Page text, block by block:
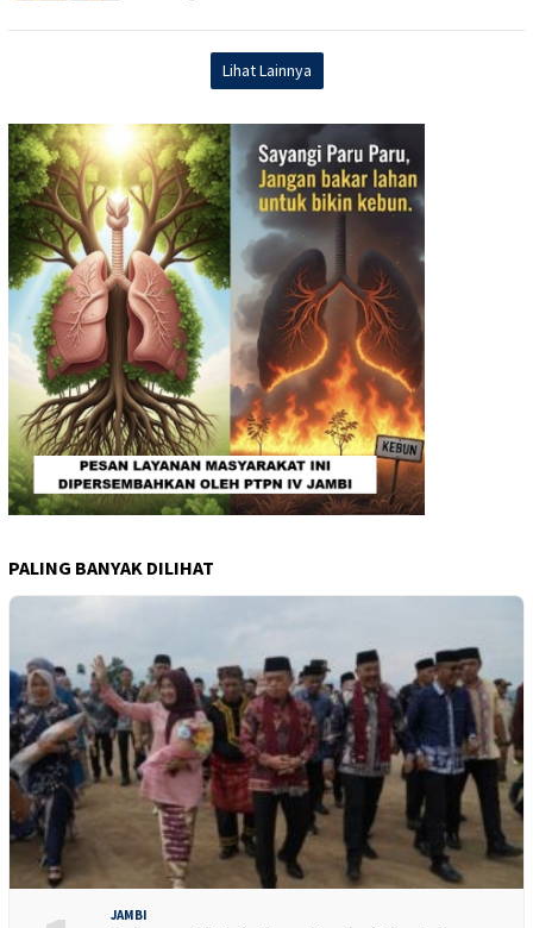
Lihat Lainnya
PALING BANYAK DILIHAT
JAMBI